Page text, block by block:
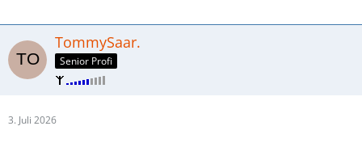
TommySaar.
Senior Profi
3. Juli 2026